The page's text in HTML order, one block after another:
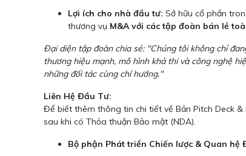
Lợi ích cho nhà đầu tư: Sở hữu cổ phần
thương vụ M&A với các tập đoàn bán lẻ
Đại diện tập đoàn chia sẻ: "Chúng tôi không chỉ
thương hiệu mạnh, mô hình khả thi và công nghệ
những đối tác cùng chí hướng."
Liên Hệ Đầu Tư:
Để biết thêm thông tin chi tiết về Bản Pitch Deck
sau khi có Thỏa thuận Bảo mật (NDA).
Bộ phận Phát triển Chiến lược & Quan hệ